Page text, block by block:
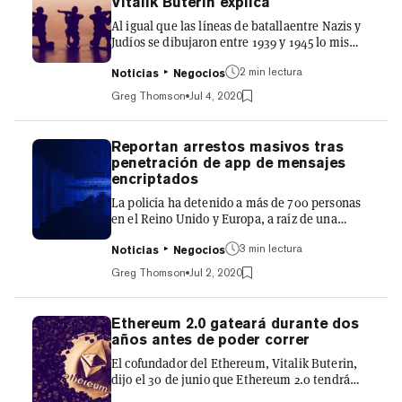
crédito adicional para las grandes empresas.
Pero los analis...
Al igual que las líneas de batallaentre Nazis y
Judíos se dibujaron entre 1939 y 1945 lo mismo
once años desde la creación de Bitcoin en
2008. La analogía se debe al creador del
Ethereum (ETH), Vitalik Buterin, que llamó la
atención sobre la comparación en un post de
Twitter el 3 de julio, en el que intentó explicar
las alianzas que se han formado en la industria
cripto. Buterin dijo que Ethereum es a
menudo considerado el "enemigo mortal" de
los...
Noticias Negocios
2 min lectura
Greg Thomson Jul 4, 2020
Reportan arrestos masivos tras
penetración de app de mensajes
encriptados
La policía ha detenido a más de 700 personas
en el Reino Unido y Europa, a raíz de una
decodificaron" en masa los mensajes de la
aplicación de mensajería cifrada EncroChat.
Los esfuerzos combinados de las fuerzas del
orden europeas condujeron a la incautación de
más de dos toneladas de drogas, docenas de
armas y 67 millones de dólares en efectivo,
informó la BBC el 2 de julio. La operación
comenzó cuando las autoridades francesas
penetraron con éxito en la...
Noticias Negocios
3 min lectura
Greg Thomson Jul 2, 2020
Ethereum 2.0 gateará durante dos
años antes de poder correr
El cofundador del Ethereum, Vitalik Buterin,
dijo el 30 de junio que Ethereum 2.0 tendrá